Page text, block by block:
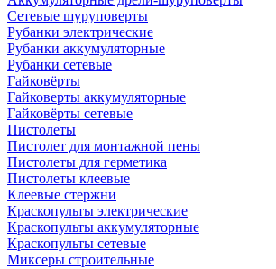
Сетевые шуруповерты
Рубанки электрические
Рубанки аккумуляторные
Рубанки сетевые
Гайковёрты
Гайковерты аккумуляторные
Гайковёрты сетевые
Пистолеты
Пистолет для монтажной пены
Пистолеты для герметика
Пистолеты клеевые
Клеевые стержни
Краскопульты электрические
Краскопульты аккумуляторные
Краскопульты сетевые
Миксеры строительные